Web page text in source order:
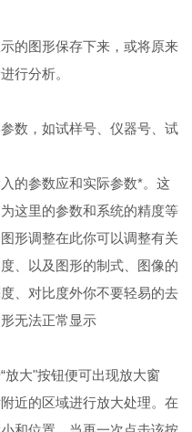
的图形保存下来，或将原来
行分析。
数，如试样号、仪器号、试
的参数应和实际参数*。这
这里的参数和系统的精度等
形调整在此你可以调整有关
、以及图形的制式、图像的
、对比度外你不要轻易的去
无法正常显示
放大"按钮便可出现放大窗
近的区域进行放大处理。在